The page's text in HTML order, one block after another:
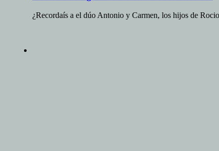
¿Recordaís a el dúo Antonio y Carmen, los hijos de